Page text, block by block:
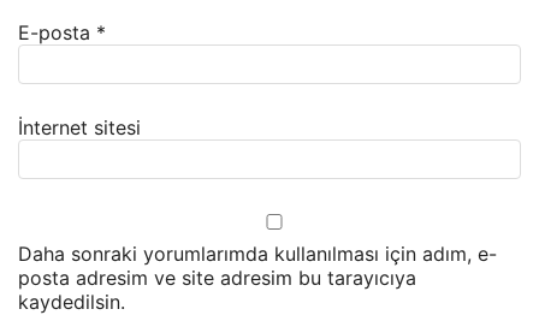
E-posta *
İnternet sitesi
Daha sonraki yorumlarımda kullanılması için adım, e-
posta adresim ve site adresim bu tarayıcıya
kaydedilsin.